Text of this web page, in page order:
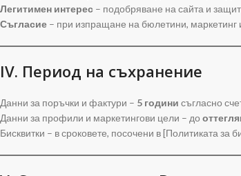
Легитимен интерес – подобряване на сайта и
Съгласие – при изпращане на бюлетини, маркетинг
IV. Период на съхранение
Данни за поръчки и фактури – 5 години съгласно
Данни за профили и маркетингови цели – до
Бисквитки – в сроковете, посочени в [Политиката за